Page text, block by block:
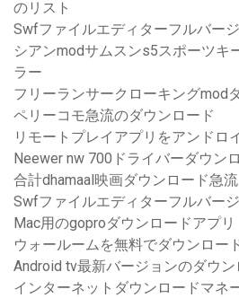
のリスト
Swfファイルエディターフルバー
シアンmodサムスンs5スポーツキ
ラー
フリーランサークローキングmod
ペリーコモ急流のダウンロード
リモートプレイアプリをアンドロ
Neewer nw 700ドライバーダウン
合計dhamaal映画ダウンロード急流
Swfファイルエディターフルバー
Mac用のgoproダウンロードアプリ
ウォールームを無料でダウンロー
Android tv最新バージョンのダウン
インターネットダウンロードマネ